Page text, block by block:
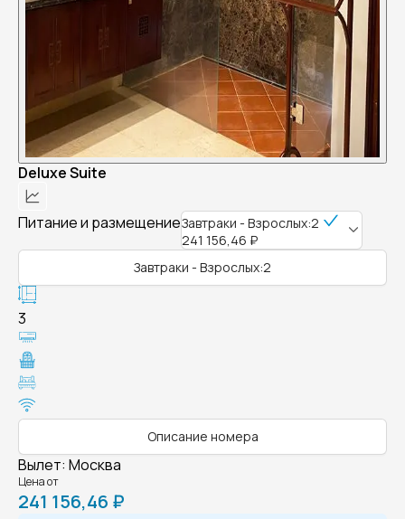
Deluxe Suite
Питание и размещениеЗавтраки - Взрослых:2
241 156,46 ₽
Завтраки - Взрослых:2
3
Описание номера
Вылет: Москва
Цена от
241 156,46 ₽